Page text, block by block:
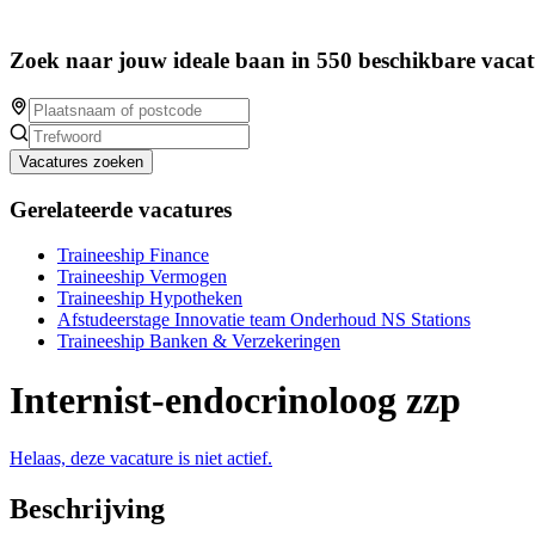
Zoek naar jouw ideale baan in 550 beschikbare
Vacatures zoeken
Gerelateerde vacatures
Traineeship Finance
Traineeship Vermogen
Traineeship Hypotheken
Afstudeerstage Innovatie team Onderhoud NS Stations
Traineeship Banken & Verzekeringen
Internist-endocrinoloog zzp
Helaas, deze vacature is niet actief.
Beschrijving